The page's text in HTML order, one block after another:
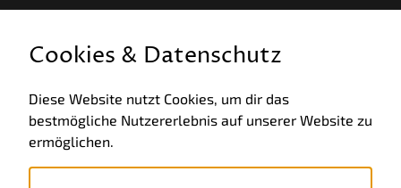
Allgemeine Geschäftsbedingungen
Datenschutz
Cookies & Datenschutz
Diese Website nutzt Cookies, um dir das
bestmögliche Nutzererlebnis auf unserer Website zu
ermöglichen.